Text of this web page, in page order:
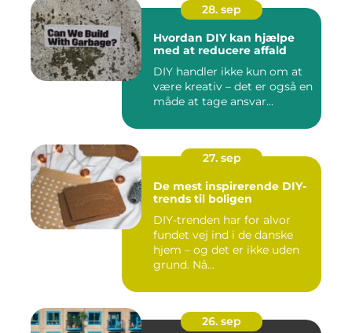
28. sep
Hvordan DIY kan hjælpe
med at reducere affald
DIY handler ikke kun om at
være kreativ – det er også en
måde at tage ansvar...
27. sep
De mest inspirerende DIY-
trends til boligen
DIY-trenden har for alvor
fundet vej ind i de danske
hjem – og det er ikke uden
grund. Nå...
26. sep